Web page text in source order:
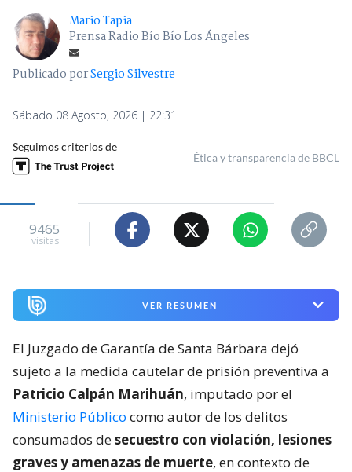
Mario Tapia
Prensa Radio Bío Bío Los Ángeles
Publicado porSergio Silvestre
Sábado 08 Agosto, 2026 | 22:31
Seguimos criterios de
Ética y transparencia de BBCL
9465
visitas
VER RESUMEN
El Juzgado de Garantía de Santa Bárbara dejó
sujeto a la medida cautelar de prisión preventiva a
Patricio Calpán Marihuán, imputado por el
Ministerio Público como autor de los delitos
consumados desecuestro con violación, lesiones
graves y amenazas de muerte, en contexto de